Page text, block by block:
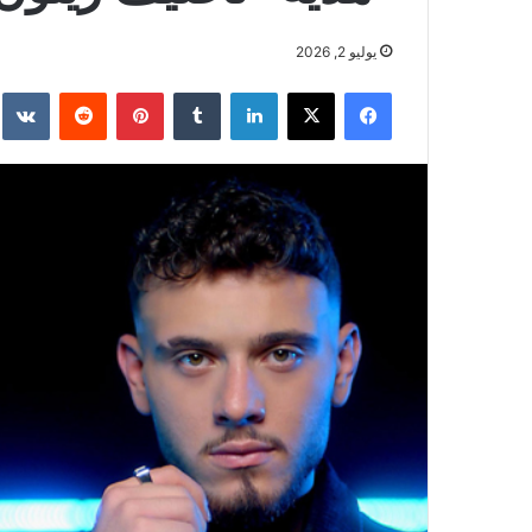
يوليو 2, 2026
فيسبوك ‫X لينكدإن بينتيريست